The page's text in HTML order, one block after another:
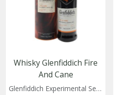
Whisky Glenfiddich Fire
And Cane
(5010327305585)
Glenfiddich Experimental Series No 4